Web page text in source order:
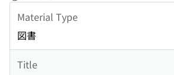
Material Type
図書
Title